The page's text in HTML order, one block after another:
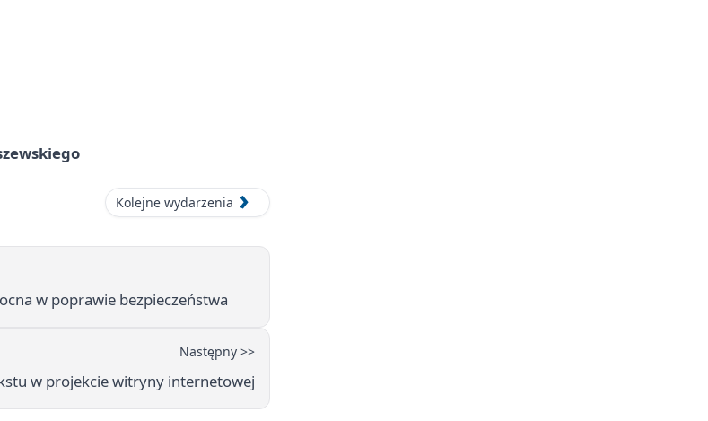
Kolejne wydarzenia
w poprawie bezpieczeństwa
Następny >>
w projekcie witryny internetowej‍